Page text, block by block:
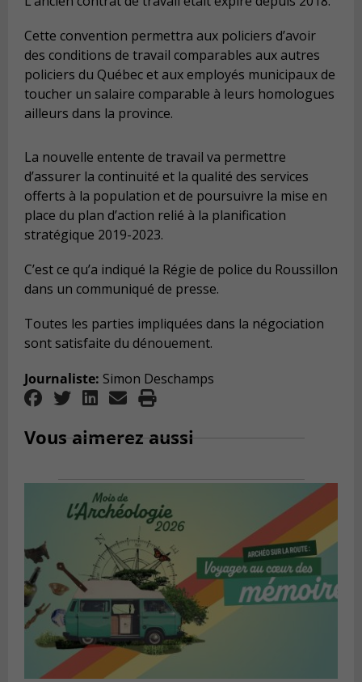
Cette convention permettra aux policiers d’avoir
des conditions de travail comparables aux autres
policiers du Québec et aux employés municipaux de
toucher un salaire comparable à leurs homologues
ailleurs dans la province.
La nouvelle entente de travail va permettre
d’assurer la continuité et la qualité des services
offerts à la population et de poursuivre la mise en
place du plan d’action relié à la planification
stratégique 2019-2023.
C’est ce qu’a indiqué la Régie de police du Roussillon
dans un communiqué de presse.
Toutes les parties impliquées dans la négociation
sont satisfaite du dénouement.
Journaliste: Simon Deschamps
Vous aimerez aussi